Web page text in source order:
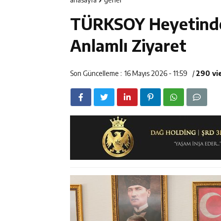
Kemah
14:22 30 İlde Deaş
14:22 Milli
14:26 Geleceğin
TÜRKSOY
Anlamlı Ziyaret
Son Güncelleme : 16 Mayıs 2026 - 11:59 /290